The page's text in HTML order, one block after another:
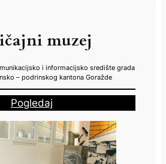
muzej
i informacijsko središte grada
– podrinskog kantona Goražde
Pogledaj